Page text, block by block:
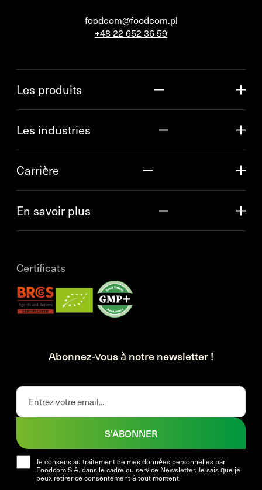
foodcom@foodcom.pl
+48 22 652 36 59
Les produits
Les industries
Carrière
En savoir plus
Certificats
Abonnez-vous à notre newsletter !
Je consens au traitement de mes données personnelles par
Foodcom S.A. dans le cadre du service Newsletter. Je sais que je
peux retirer ce consentement à tout moment.
S'ABONNER